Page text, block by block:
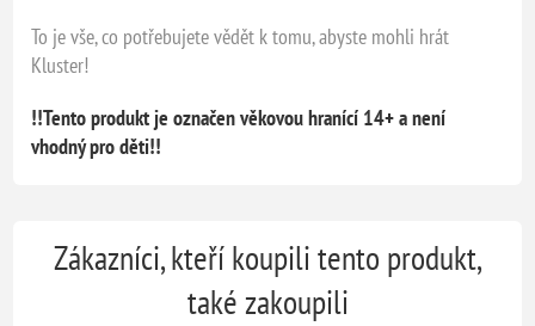
To je vše, co potřebujete vědět k tomu, abyste mohli hrát
Kluster!
!!Tento produkt je označen věkovou hranící 14+ a není
vhodný pro děti!!
Zákazníci, kteří koupili tento produkt,
také zakoupili